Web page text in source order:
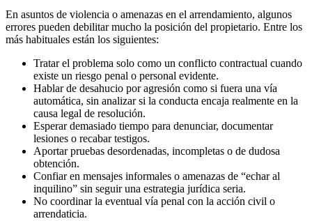
En asuntos de violencia o amenazas en el arrendamiento, algunos
errores pueden debilitar mucho la posición del propietario. Entre los
más habituales están los siguientes:
Tratar el problema solo como un conflicto contractual cuando
existe un riesgo penal o personal evidente.
Hablar de desahucio por agresión como si fuera una vía
automática, sin analizar si la conducta encaja realmente en la
causa legal de resolución.
Esperar demasiado tiempo para denunciar, documentar
lesiones o recabar testigos.
Aportar pruebas desordenadas, incompletas o de dudosa
obtención.
Confiar en mensajes informales o amenazas de “echar al
inquilino” sin seguir una estrategia jurídica seria.
No coordinar la eventual vía penal con la acción civil o
arrendaticia.